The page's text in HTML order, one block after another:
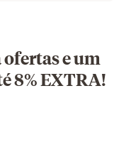
ofertas e um
8% EXTRA!